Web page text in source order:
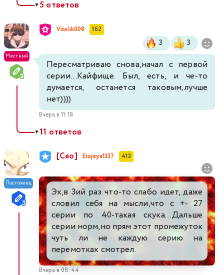
▼5 ответов
Местный
Vitalik008 162
3 3
Пересматриваю снова,начал с первой
серии...Кайфище. Был, есть, и че-то
думается, останется таковым,лучше
нет))))
Вчера в 11:18
▼11 ответов
Постоялец
[Сяо] Etojeya1337 413
Эх,в 3ий раз что-то слабо идет, даже
словил себя на мысли,что с +- 27
серии по 40-такая скука...Дальше
серии норм,но прям этот промежуток
чуть ли не каждую серию на
перемотках смотрел.
Вчера в 08:44